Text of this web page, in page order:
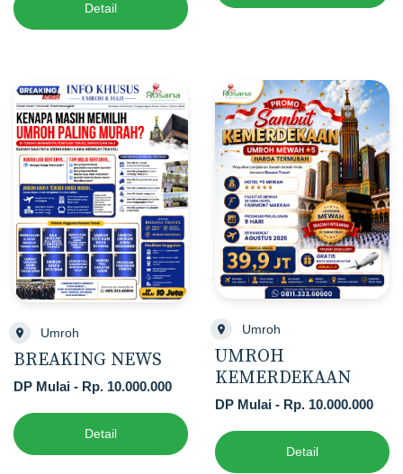
Detail
Umroh
BREAKING NEWS
DP Mulai - Rp. 10.000.000
Detail
Umroh
UMROH
KEMERDEKAAN
DP Mulai - Rp. 10.000.000
Detail